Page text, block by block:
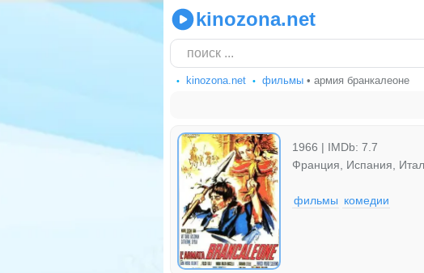
kinozona.net
kinozona.net фильмы• армия бранкалеоне
1966 | IMDb: 7.7
Франция, Испания,
фильмы комедии